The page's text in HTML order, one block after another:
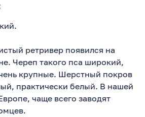
ретривер появился на
Череп такого пса широкий,
крупные. Шерстный покров
практически белый. В нашей
чаще всего заводят